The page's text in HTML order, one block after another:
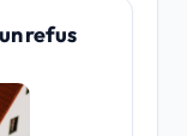
refus